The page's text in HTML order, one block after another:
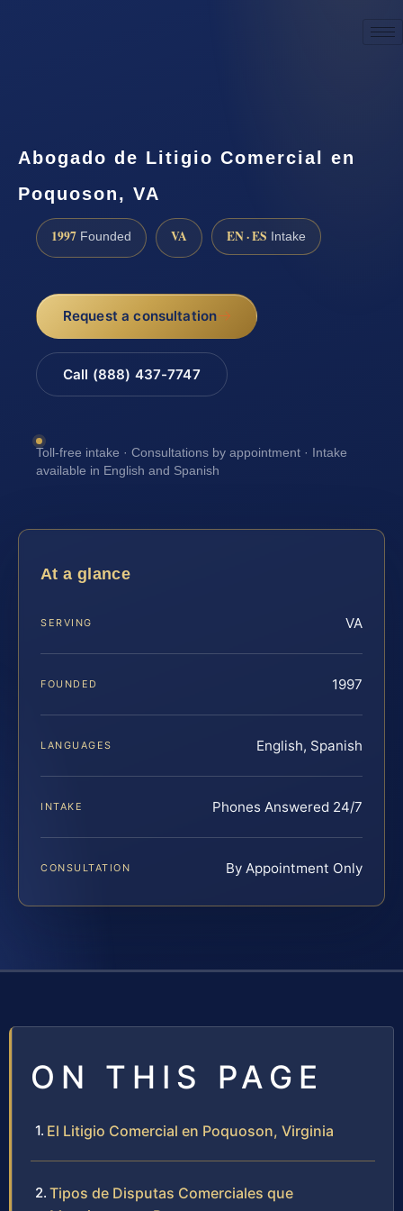
Abogado de Litigio Comercial en
Poquoson, VA
1997 Founded VA EN · ES Intake
Request a consultation
Call (888) 437-7747
Toll-free intake · Consultations by appointment · Intake
available in English and Spanish
At a glance
SERVING VA
FOUNDED 1997
LANGUAGES English, Spanish
INTAKE Phones Answered 24/7
CONSULTATION By Appointment Only
ON THIS PAGE
El Litigio Comercial en Poquoson, Virginia
Tipos de Disputas Comerciales que